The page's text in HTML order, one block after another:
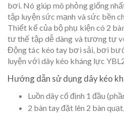
bơi. Nó giúp mô phỏng giống
tập luyện sức mạnh và sức bền
Thiết kế của bộ phụ kiện có 2
tư thế tập dễ dàng và tương tự
Động tác kéo tay bơi sải, bơi
luyện với dây kéo kháng lực
Hướng dẫn sử dụng dây kéo
Luồn dây cố định 1 đầu
2 bàn tay đặt lên 2 bàn